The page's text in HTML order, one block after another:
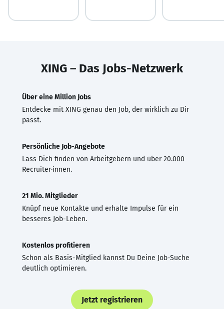
XING – Das Jobs-Netzwerk
Über eine Million Jobs
Entdecke mit XING genau den Job, der wirklich zu Dir
passt.
Persönliche Job-Angebote
Lass Dich finden von Arbeitgebern und über 20.000
Recruiter·innen.
21 Mio. Mitglieder
Knüpf neue Kontakte und erhalte Impulse für ein
besseres Job-Leben.
Kostenlos profitieren
Schon als Basis-Mitglied kannst Du Deine Job-Suche
deutlich optimieren.
Jetzt registrieren